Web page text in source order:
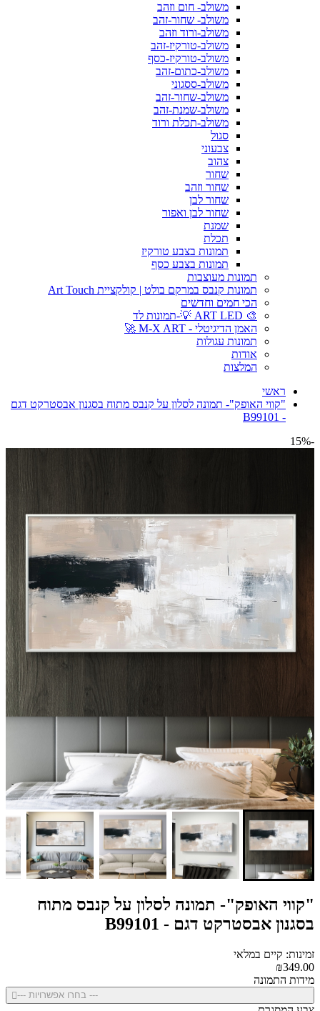
משולב- חום וזהב
משולב- שחור-זהב
משולב-ורוד וזהב
משולב-טורקיז-זהב
משולב-טורקיז-כסף
משולב-כתום-זהב
משולב-ססגוני
משולב-שחור-זהב
משולב-שמנת-זהב
משולב-תכלת ורוד
סגול
צבעוני
צהוב
שחור
שחור וזהב
שחור לבן
שחור לבן ואפור
שמנת
תכלת
תמונות בצבע טורקיז
תמונות בצבע כסף
תמונות מעוצבות
תמונות קנבס במרקם בולט | קולקציית Art Touch
הכי חמים וחדשים
🎨 ART LED 💡-תמונות לד
האמן הדיגיטלי - M-X ART 🚀
תמונות עגולות
אודות
המלצות
ראשי
"קווי האופק"- תמונה לסלון על קנבס מתוח בסגנון אבסטרקט דגם
- B99101
-15%
"קווי האופק"- תמונה לסלון על קנבס מתוח
בסגנון אבסטרקט דגם - B99101
זמינות: קיים במלאי
₪349.00
מידות התמונה
--- בחרו אפשרויות ---